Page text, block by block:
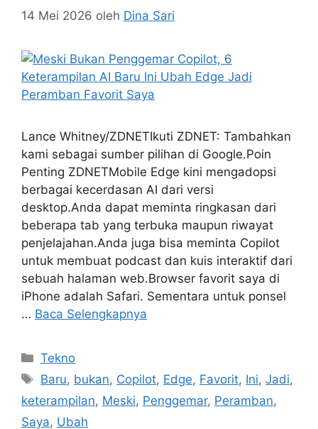
14 Mei 2026 oleh Dina Sari
Lance Whitney/ZDNETIkuti ZDNET: Tambahkan
kami sebagai sumber pilihan di Google.Poin
Penting ZDNETMobile Edge kini mengadopsi
berbagai kecerdasan AI dari versi
desktop.Anda dapat meminta ringkasan dari
beberapa tab yang terbuka maupun riwayat
penjelajahan.Anda juga bisa meminta Copilot
untuk membuat podcast dan kuis interaktif dari
sebuah halaman web.Browser favorit saya di
iPhone adalah Safari. Sementara untuk ponsel
… Baca Selengkapnya
Kategori
Tekno
Tag
Baru, bukan, Copilot, Edge, Favorit, Ini,Jadi,
keterampilan, Meski, Penggemar, Peramban,
Saya, Ubah